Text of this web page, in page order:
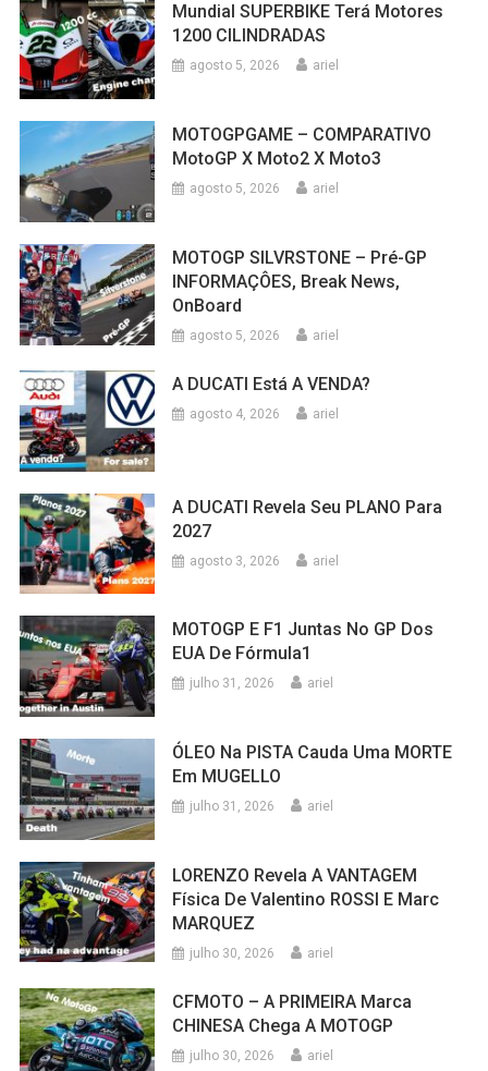
Mundial SUPERBIKE Terá Motores
1200 CILINDRADAS
agosto 5, 2026 ariel
MOTOGPGAME – COMPARATIVO
MotoGP X Moto2 X Moto3
agosto 5, 2026 ariel
MOTOGP SILVRSTONE – Pré-GP
INFORMAÇÔES, Break News,
OnBoard
agosto 5, 2026 ariel
A DUCATI Está A VENDA?
agosto 4, 2026 ariel
A DUCATI Revela Seu PLANO Para
2027
agosto 3, 2026 ariel
MOTOGP E F1 Juntas No GP Dos
EUA De Fórmula1
julho 31, 2026 ariel
ÓLEO Na PISTA Cauda Uma MORTE
Em MUGELLO
julho 31, 2026 ariel
LORENZO Revela A VANTAGEM
Física De Valentino ROSSI E Marc
MARQUEZ
julho 30, 2026 ariel
CFMOTO – A PRIMEIRA Marca
CHINESA Chega A MOTOGP
julho 30, 2026 ariel